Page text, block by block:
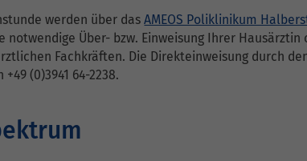
Anbieter
House,
Street Dublin
Irland
werden über dasAMEOS Poliklinikum
notwendige Über- bzw. Einweisung Ihrer Hausärztin
Fachkräften. Die Direkteinweisung durch
(0)3941 64-2238.